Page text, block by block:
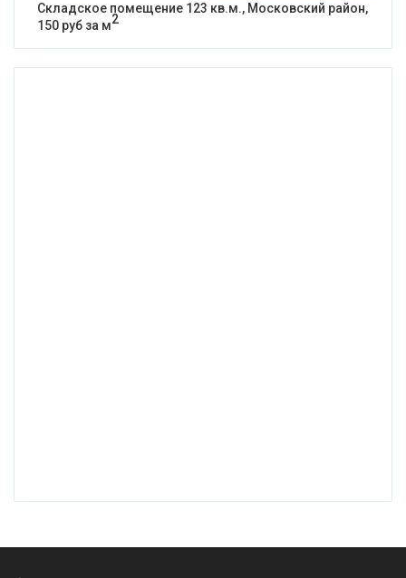
Складское помещение 123 кв.м., Московский район,
150 руб за м2